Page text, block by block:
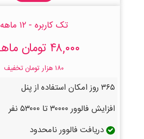
تک کاربره - ۱۲ ماهه
۴۸,۰۰۰ تومان ماهانه
۱۸۰ هزار تومان تخفیف
۳۶۵ روز امکان استفاده از پنل
افزایش فالوور ۳۰۰۰۰ تا ۵۳۰۰۰ نفر
دریافت فالوور نامحدود